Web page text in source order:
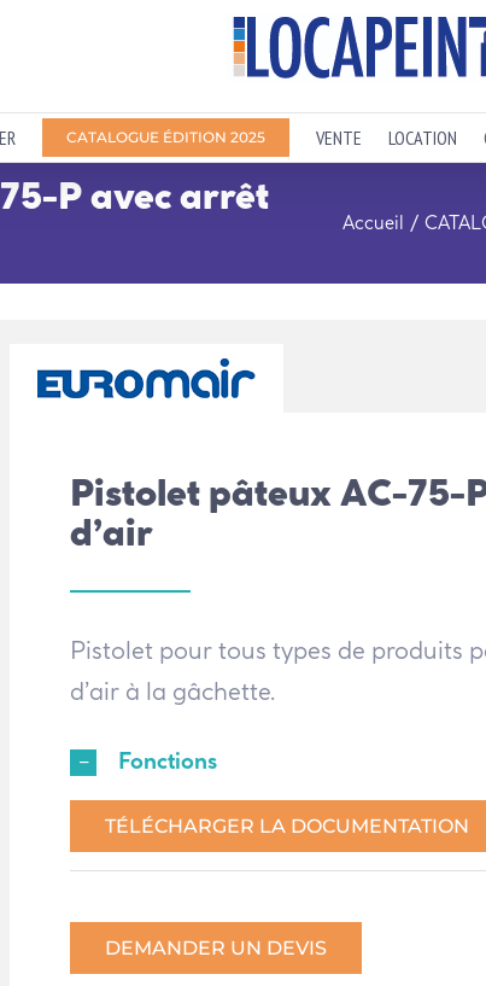
CATALOGUE ÉDITION 2025 VENTE LOCATION
P avec arrêt
Accueil
Pistolet pâteux AC-75-
d’air
Pistolet pour tous types de produits
d’air à la gâchette.
Fonctions
TÉLÉCHARGER LA DOCUMENTATION
DEMANDER UN DEVIS